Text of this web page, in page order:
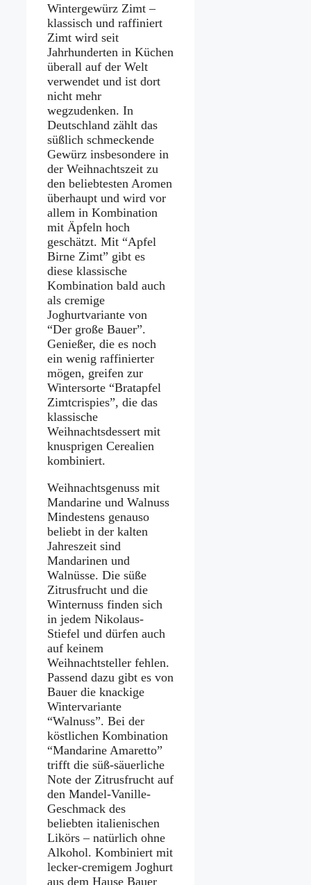
Wintergewürz Zimt –
klassisch und raffiniert
Zimt wird seit
Jahrhunderten in Küchen
überall auf der Welt
verwendet und ist dort
nicht mehr
wegzudenken. In
Deutschland zählt das
süßlich schmeckende
Gewürz insbesondere in
der Weihnachtszeit zu
den beliebtesten Aromen
überhaupt und wird vor
allem in Kombination
mit Äpfeln hoch
geschätzt. Mit “Apfel
Birne Zimt” gibt es
diese klassische
Kombination bald auch
als cremige
Joghurtvariante von
“Der große Bauer”.
Genießer, die es noch
ein wenig raffinierter
mögen, greifen zur
Wintersorte “Bratapfel
Zimtcrispies”, die das
klassische
Weihnachtsdessert mit
knusprigen Cerealien
kombiniert.
Weihnachtsgenuss mit
Mandarine und Walnuss
Mindestens genauso
beliebt in der kalten
Jahreszeit sind
Mandarinen und
Walnüsse. Die süße
Zitrusfrucht und die
Winternuss finden sich
in jedem Nikolaus-
Stiefel und dürfen auch
auf keinem
Weihnachtsteller fehlen.
Passend dazu gibt es von
Bauer die knackige
Wintervariante
“Walnuss”. Bei der
köstlichen Kombination
“Mandarine Amaretto”
trifft die süß-säuerliche
Note der Zitrusfrucht auf
den Mandel-Vanille-
Geschmack des
beliebten italienischen
Likörs – natürlich ohne
Alkohol. Kombiniert mit
lecker-cremigem Joghurt
aus dem Hause Bauer